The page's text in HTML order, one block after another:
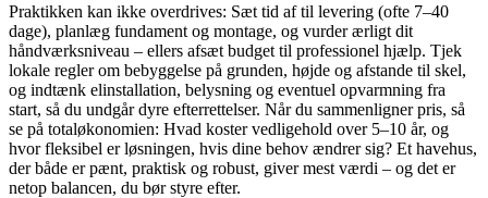
Praktikken kan ikke overdrives: Sæt tid af til levering (ofte 7–40
dage), planlæg fundament og montage, og vurder ærligt dit
håndværksniveau – ellers afsæt budget til professionel hjælp. Tjek
lokale regler om bebyggelse på grunden, højde og afstande til skel,
og indtænk elinstallation, belysning og eventuel opvarmning fra
start, så du undgår dyre efterrettelser. Når du sammenligner pris, så
se på totaløkonomien: Hvad koster vedligehold over 5–10 år, og
hvor fleksibel er løsningen, hvis dine behov ændrer sig? Et havehus,
der både er pænt, praktisk og robust, giver mest værdi – og det er
netop balancen, du bør styre efter.